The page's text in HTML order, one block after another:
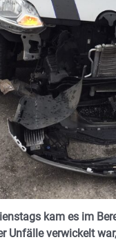
kam es im
Unfälle verwickelt